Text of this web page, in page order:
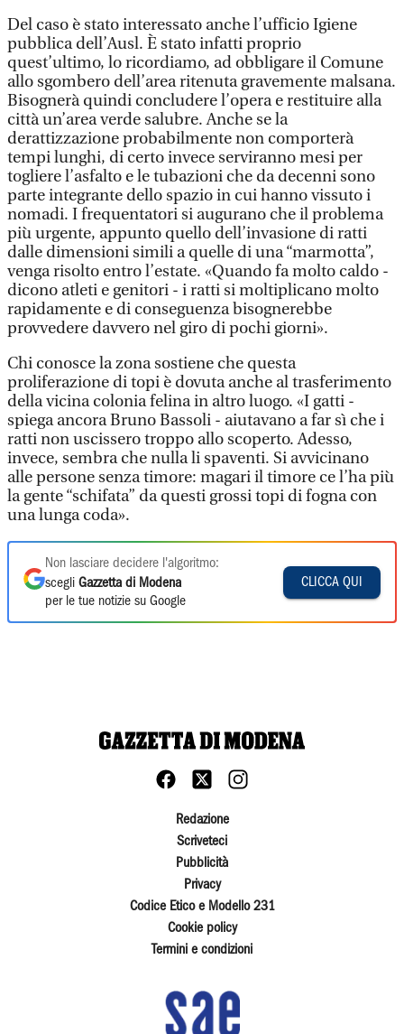
Del caso è stato interessato anche l’ufficio Igiene
pubblica dell’Ausl. È stato infatti proprio
quest’ultimo, lo ricordiamo, ad obbligare il Comune
allo sgombero dell’area ritenuta gravemente malsana.
Bisognerà quindi concludere l’opera e restituire alla
città un’area verde salubre. Anche se la
derattizzazione probabilmente non comporterà
tempi lunghi, di certo invece serviranno mesi per
togliere l’asfalto e le tubazioni che da decenni sono
parte integrante dello spazio in cui hanno vissuto i
nomadi. I frequentatori si augurano che il problema
più urgente, appunto quello dell’invasione di ratti
dalle dimensioni simili a quelle di una “marmotta”,
venga risolto entro l’estate. «Quando fa molto caldo -
dicono atleti e genitori - i ratti si moltiplicano molto
rapidamente e di conseguenza bisognerebbe
provvedere davvero nel giro di pochi giorni».
Chi conosce la zona sostiene che questa
proliferazione di topi è dovuta anche al trasferimento
della vicina colonia felina in altro luogo. «I gatti -
spiega ancora Bruno Bassoli - aiutavano a far sì che i
ratti non uscissero troppo allo scoperto. Adesso,
invece, sembra che nulla li spaventi. Si avvicinano
alle persone senza timore: magari il timore ce l’ha più
la gente “schifata” da questi grossi topi di fogna con
una lunga coda».
Non lasciare decidere l'algoritmo:
scegli Gazzetta di Modena
per le tue notizie su Google
CLICCA QUI
Redazione
Scriveteci
Pubblicità
Privacy
Codice Etico e Modello 231
Cookie policy
Termini e condizioni